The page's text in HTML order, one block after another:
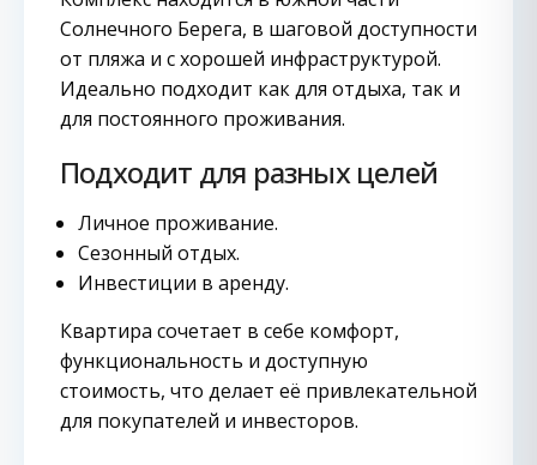
Солнечного Берега, в шаговой доступности
от пляжа и с хорошей инфраструктурой.
Идеально подходит как для отдыха, так и
для постоянного проживания.
Подходит для разных целей
Личное проживание.
Сезонный отдых.
Инвестиции в аренду.
Квартира сочетает в себе комфорт,
функциональность и доступную
стоимость, что делает её привлекательной
для покупателей и инвесторов.